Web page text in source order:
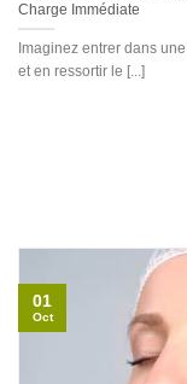
Charge Immédiate
Imaginez entrer dans
et en ressortir le [...]
01
Oct